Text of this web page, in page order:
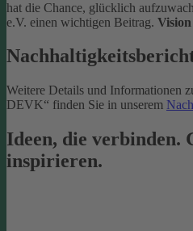
hat die Chance, glücklich
e.V. einen wichtigen Beitrag. Vision
Weitere Details und Informationen
DEVK“ finden Sie in unserem
Ideen, die verbinden.
inspirieren.